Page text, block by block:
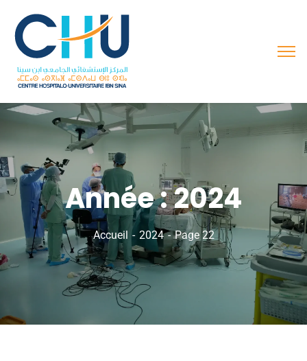
Année :2024
Accueil 2024 Page 22